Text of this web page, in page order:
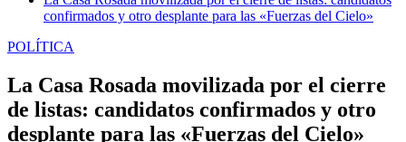
confirmados y otro desplante para las «Fuerzas del Cielo»
POLÍTICA
La Casa Rosada movilizada por el cierre
de listas: candidatos confirmados y otro
desplante para las «Fuerzas del Cielo»